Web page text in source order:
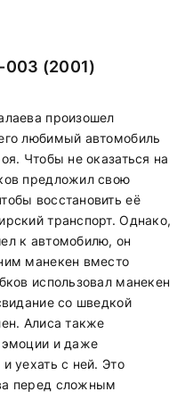
(2001)
произошел
любимый автомобиль
Чтобы не оказаться на
предложил свою
восстановить её
транспорт. Однако,
к автомобилю, он
манекен вместо
использовал манекен
со шведкой
Алиса также
эмоции и даже
уехать с ней. Это
перед сложным